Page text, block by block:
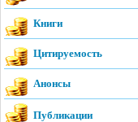
Книги
Цитируемость
Анонсы
Публикации